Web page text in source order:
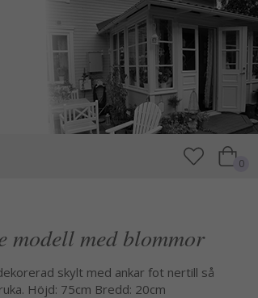
0
modell med blommor
skylt med ankar fot nertill så
Höjd: 75cm Bredd: 20cm